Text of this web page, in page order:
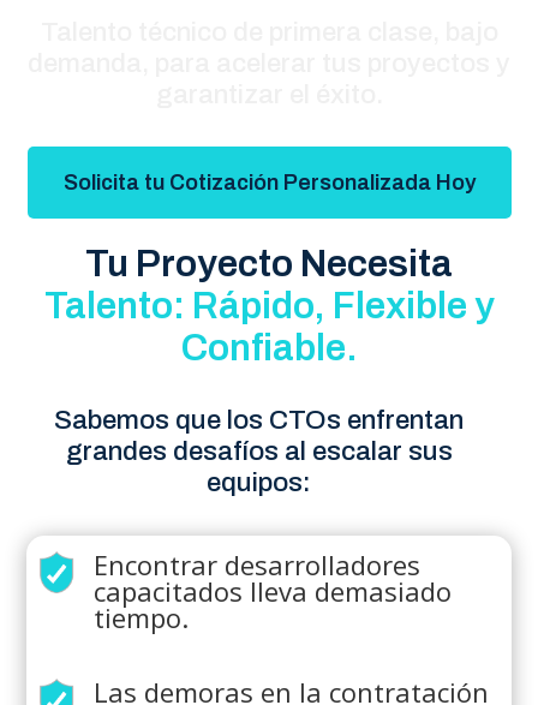
Solicita tu Cotización Personalizada Hoy
Tu Proyecto Necesita
Talento: Rápido, Flexible y
Confiable.
Sabemos que los CTOs enfrentan
grandes desafíos al escalar sus
equipos:
Encontrar desarrolladores
capacitados lleva demasiado
tiempo.
Las demoras en la contratación